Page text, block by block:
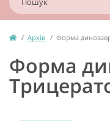
Архів Форма
Форма